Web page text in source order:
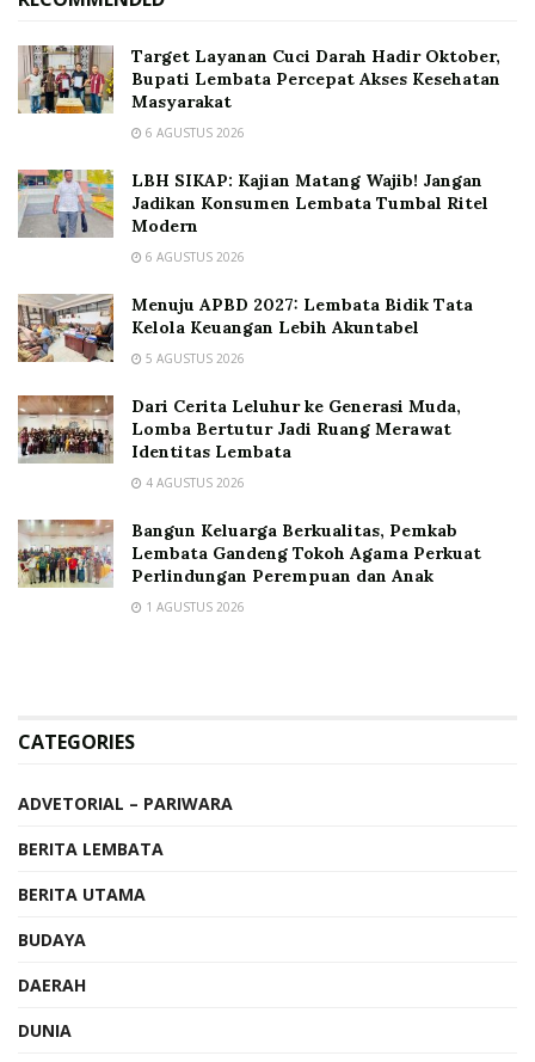
Target Layanan Cuci Darah Hadir Oktober,
Bupati Lembata Percepat Akses Kesehatan
Masyarakat
6 AGUSTUS 2026
LBH SIKAP: Kajian Matang Wajib! Jangan
Jadikan Konsumen Lembata Tumbal Ritel
Modern
6 AGUSTUS 2026
Menuju APBD 2027: Lembata Bidik Tata
Kelola Keuangan Lebih Akuntabel
5 AGUSTUS 2026
Dari Cerita Leluhur ke Generasi Muda,
Lomba Bertutur Jadi Ruang Merawat
Identitas Lembata
4 AGUSTUS 2026
Bangun Keluarga Berkualitas, Pemkab
Lembata Gandeng Tokoh Agama Perkuat
Perlindungan Perempuan dan Anak
1 AGUSTUS 2026
CATEGORIES
ADVETORIAL – PARIWARA
BERITA LEMBATA
BERITA UTAMA
BUDAYA
DAERAH
DUNIA